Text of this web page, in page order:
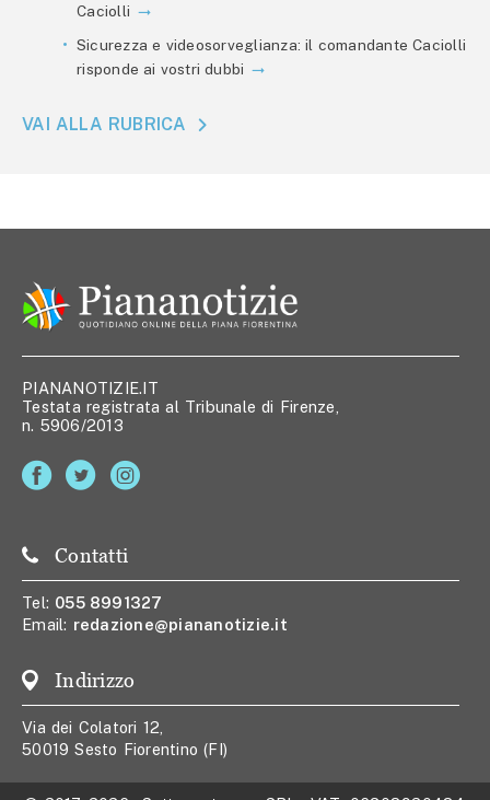
Caciolli
Sicurezza e videosorveglianza: il comandante Caciolli
risponde ai vostri dubbi
VAI ALLA RUBRICA
PIANANOTIZIE.IT
Testata registrata al Tribunale di Firenze,
n. 5906/2013
Contatti
Tel: 055 8991327
Email: redazione@piananotizie.it
Indirizzo
Via dei Colatori 12,
50019 Sesto Fiorentino (FI)